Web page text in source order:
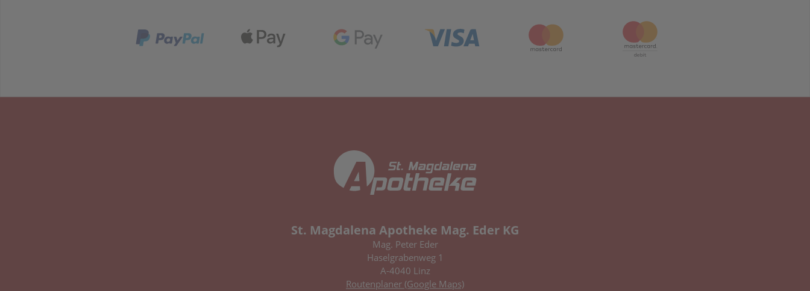
St. Magdalena Apotheke Mag. Eder KG
Mag. Peter Eder
Haselgrabenweg 1
A-4040 Linz
Routenplaner (Google Maps)